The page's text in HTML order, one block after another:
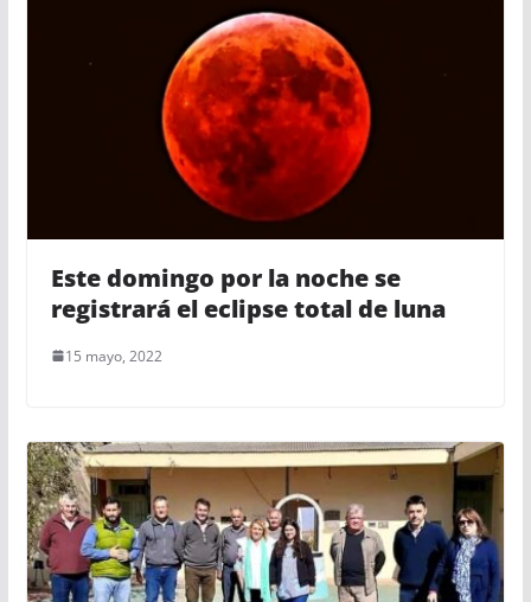
Este domingo por la noche se
registrará el eclipse total de luna
15 mayo, 2022